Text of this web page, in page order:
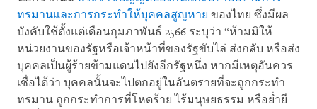
ทรมานและการกระทำให้บุคคลสูญหาย ของไทย ซึ่งมีผล
บังคับใช้ตั้งแต่เดือนกุมภาพันธ์ 2566 ระบุว่า “ห้ามมิให้
หน่วยงานของรัฐหรือเจ้าหน้าที่ของรัฐขับไล่ ส่งกลับ หรือส่ง
บุคคลเป็นผู้ร้ายข้ามแดนไปยังอีกรัฐหนึ่ง หากมีเหตุอันควร
เชื่อได้ว่า บุคคลนั้นจะไปตกอยู่ในอันตรายที่จะถูกกระทำ
ทรมาน ถูกกระทำการที่โหดร้าย ไร้มนุษยธรรม หรือย่ำยี